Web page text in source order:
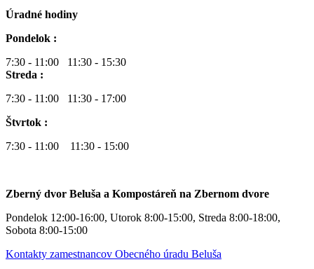
Úradné hodiny
Pondelok :
7:30 - 11:00 11:30 - 15:30
Streda :
7:30 - 11:00 11:30 - 17:00
Štvrtok :
7:30 - 11:00 11:30 - 15:00
Zberný dvor Beluša a Kompostáreň na Zbernom dvore
Pondelok 12:00-16:00, Utorok 8:00-15:00, Streda 8:00-18:00,
Sobota 8:00-15:00
Kontakty zamestnancov Obecného úradu Beluša